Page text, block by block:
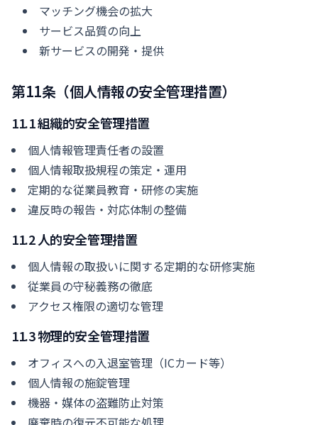
マッチング機会の拡大
サービス品質の向上
新サービスの開発・提供
第11条（個人情報の安全管理措置）
11.1 組織的安全管理措置
個人情報管理責任者の設置
個人情報取扱規程の策定・運用
定期的な従業員教育・研修の実施
違反時の報告・対応体制の整備
11.2 人的安全管理措置
個人情報の取扱いに関する定期的な研修実施
従業員の守秘義務の徹底
アクセス権限の適切な管理
11.3 物理的安全管理措置
オフィスへの入退室管理（ICカード等）
個人情報の施錠管理
機器・媒体の盗難防止対策